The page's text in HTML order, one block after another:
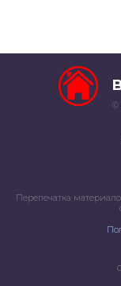
©
Перепечатка